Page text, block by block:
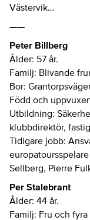
Västervik…
——
Peter Billberg
Ålder: 57 år.
Familj: Blivande
Bor:
Född och
Utbildning:
klubbdirektör,
Tidigare jobb:
Sellberg, Pierre
Per Stalebrant
Ålder: 44 år.
Familj: Fru och fyra